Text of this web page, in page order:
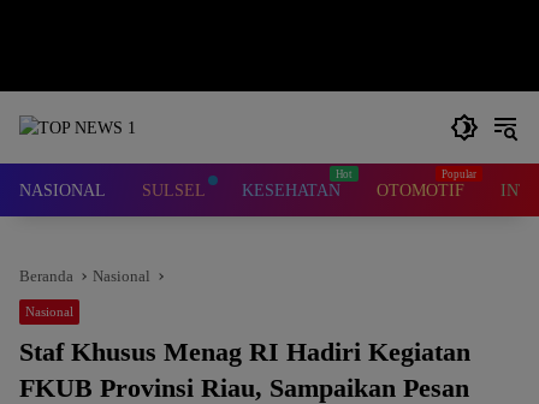
NASIONAL SULSEL KESEHATAN OTOMOTIF
Beranda Nasional
Nasional
Staf Khusus Menag RI Hadiri Kegiatan
FKUB Provinsi Riau, Sampaikan Pesan